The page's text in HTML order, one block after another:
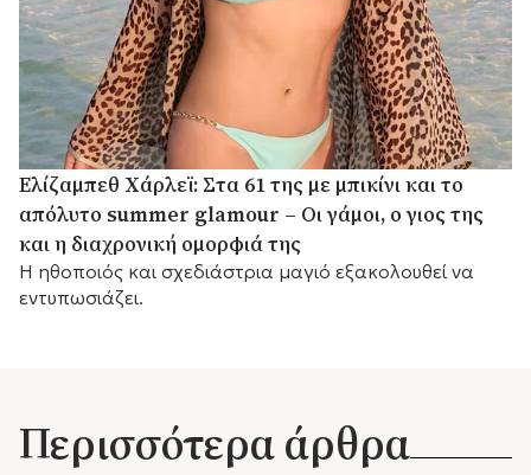
Ελίζαμπεθ Χάρλεϊ: Στα 61 της με μπικίνι και το
απόλυτο summer glamour – Οι γάμοι, ο γιος της
και η διαχρονική ομορφιά της
Η ηθοποιός και σχεδιάστρια μαγιό εξακολουθεί να
εντυπωσιάζει.
Περισσότερα άρθρα